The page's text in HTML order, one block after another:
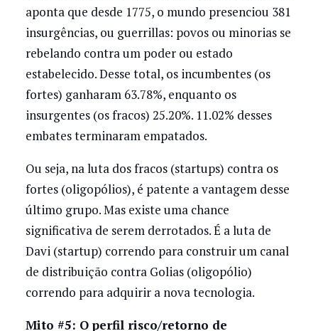
aponta que desde 1775, o mundo presenciou 381
insurgências, ou guerrillas: povos ou minorias se
rebelando contra um poder ou estado
estabelecido. Desse total, os incumbentes (os
fortes) ganharam 63.78%, enquanto os
insurgentes (os fracos) 25.20%. 11.02% desses
embates terminaram empatados.
Ou seja, na luta dos fracos (startups) contra os
fortes (oligopólios), é patente a vantagem desse
último grupo. Mas existe uma chance
significativa de serem derrotados. É a luta de
Davi (startup) correndo para construir um canal
de distribuição contra Golias (oligopólio)
correndo para adquirir a nova tecnologia.
Mito #5: O perfil risco/retorno de